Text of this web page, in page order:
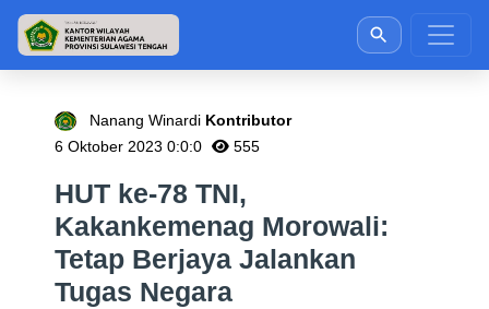
Nanang Winardi Kontributor
6 Oktober 2023 0:0:0
555
HUT ke-78 TNI,
Kakankemenag Morowali:
Tetap Berjaya Jalankan
Tugas Negara